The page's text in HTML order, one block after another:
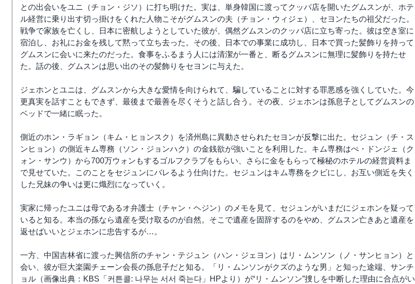
との出会いをユニ（チョン・ジソ）に打ち明けた。実は、単身韓国に渡ってクッパ店を開いたグムスンが、ホテ
ル経営に乗り出す切っ掛けをくれた人物こそがグムスンの夫（チョン・ウィジェ）、セヨンたちの祖父だった。
戦争で家族を亡くし、日本に密航しようとしていた彼が、偶然グムスンのクッパ店に立ち寄った。彼は空き室に
宿泊し、お礼にお金を残して黙って立ち去った。その後、日本での事業に成功し、日本で買った髪飾りを持って
グムスンに会いに来たのだった。食事をふるまう人には清潔が一番と、断るグムスンに無理に髪飾りを持たせ
た。話の後、グムスンは思い出のその髪飾りをセヨンに与えた。
ジェホンとユニは、グムスンから大きな愛情を向けられて、騙していることに対する罪悪感を強くしていた。今
更真実を話すこともできず、最後まで最善を尽くそうと話し合う。その夜、ジェホンは孫息子としてグムスンの
ベッドで一緒に眠った。
側近のホン・ラギョン（キム・ヒョンスク）を済州島に異動させられたセヨンが反撃に出た。セジュン（チ・ス
ンヒョン）の側近キム専務（ソン・ジョンハク）の金銭欲が強いことを利用した。キム専務はぺ・ドンジェ（ク
ォン・サンウ）から700万ウォンもするゴルフクラブをもらい、さらに金をもらって極秘のホテルの経営資料ま
で見せていた。このことをセジュンにバレるよう仕向けた。セジュンはキム専務をクビにし、お互い側近を失く
した兄妹の争いは更に熾烈になっていく。
実家に帰ったユニは母であるオ弁護士（チャン・ヘジン）のメモを見て、セジュンがいまだにジェホンを疑って
いると知る。本当の孫なら遺産を受け取るのが自然。そこで遺産を固辞するのをやめ、グムスン亡きあと遺産を
返せばいいとジェホンに忠告するが…。
一方、中国吉林省に渡った興信所のチャン・テジュン（ハン・ジェヨン）はリ・ムンソン（ノ・サンヒョン）と
会い、彼が巨大楽園チェーン会長の孫息子だと知る。「リ・ムンソンがクズのような男」と知った途端、サンチ
ョル（画像出典：KBS「커튼콜: 나무는 서서 죽는다」HPより）が“リ・ムンソン”捜しを中断した理由に合点がい